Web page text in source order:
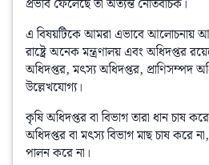
প্রভাব ফেলেছে তা অত্যন্ত নেতিবাচক।
এ বিষয়টিকে আমরা এভাবে আলােচনায়
রাষ্ট্রে অনেক মন্ত্রণালয় এবং অধিদপ্তর
অধিদপ্তর, মৎস্য অধিদপ্তর, প্রাণিসম্পদ
উল্লেখযােগ্য।
কৃষি অধিদপ্তর বা বিভাগ তারা ধান চাষ
অধিদপ্তর বা মৎস্য বিভাগ মাছ চাষ করে
পালন করে না।